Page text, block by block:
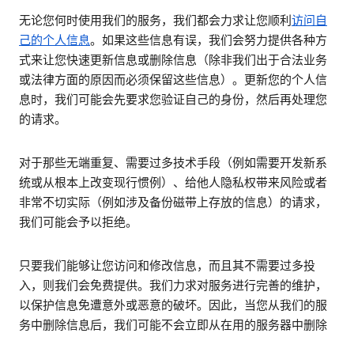
无论您何时使用我们的服务，我们都会力求让您顺利 访问自
己的个人信息。如果这些信息有误，我们会努力提供各种方
式来让您快速更新信息或删除信息（除非我们出于合法业务
或法律方面的原因而必须保留这些信息）。更新您的个人信
息时，我们可能会先要求您验证自己的身份，然后再处理您
的请求。
对于那些无端重复、需要过多技术手段（例如需要开发新系
统或从根本上改变现行惯例）、给他人隐私权带来风险或者
非常不切实际（例如涉及备份磁带上存放的信息）的请求，
我们可能会予以拒绝。
只要我们能够让您访问和修改信息，而且其不需要过多投
入，则我们会免费提供。我们力求对服务进行完善的维护，
以保护信息免遭意外或恶意的破坏。因此，当您从我们的服
务中删除信息后，我们可能不会立即从在用的服务器中删除